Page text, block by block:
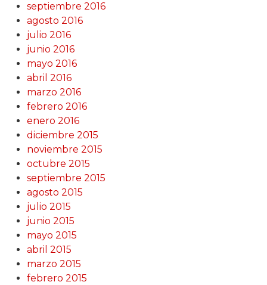
septiembre 2016
agosto 2016
julio 2016
junio 2016
mayo 2016
abril 2016
marzo 2016
febrero 2016
enero 2016
diciembre 2015
noviembre 2015
octubre 2015
septiembre 2015
agosto 2015
julio 2015
junio 2015
mayo 2015
abril 2015
marzo 2015
febrero 2015